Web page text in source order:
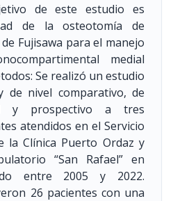
de este estudio es
de la osteotomía de
Fujisawa para el manejo
medial
Se realizó un estudio
de nivel comparativo, de
y prospectivo a tres
atendidos en el Servicio
la Clínica Puerto Ordaz y
“San Rafael” en
entre 2005 y 2022.
26 pacientes con una